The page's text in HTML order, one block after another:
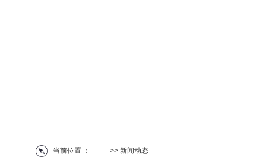
当前位置 ： >> 新闻动态